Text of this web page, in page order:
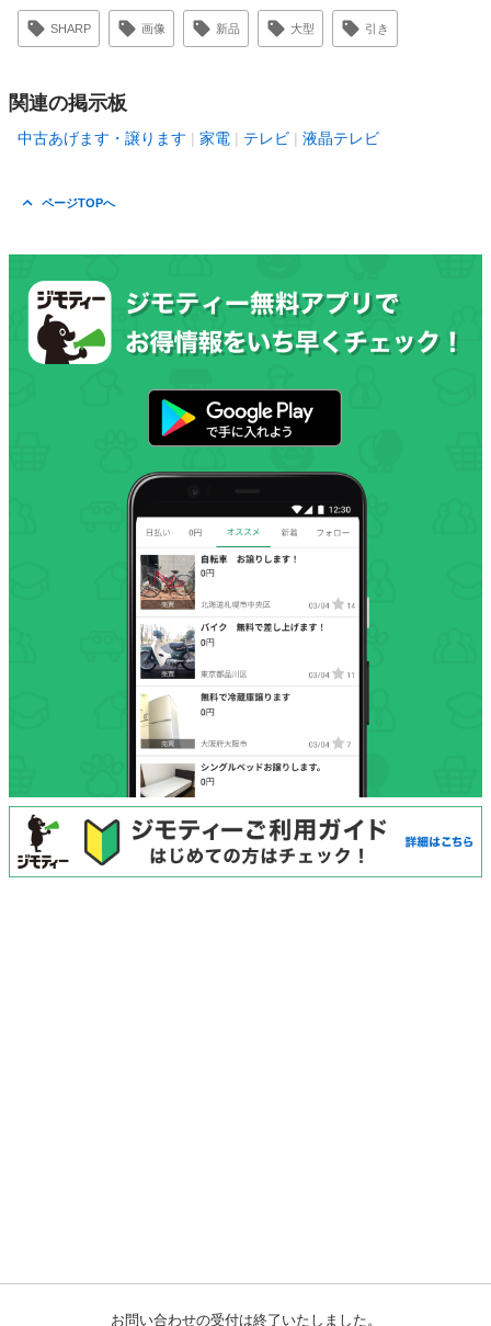
お問い合わせの受付は終了いたしました。
SHARP 画像 新品 大型 引き
関連の掲示板
中古あげます・譲ります 家電 テレビ 液晶テレビ
ページTOPへ